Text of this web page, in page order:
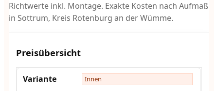
Richtwerte inkl. Montage. Exakte Kosten nach Aufmaß
in Sottrum, Kreis Rotenburg an der Wümme.
Preisübersicht
Innen